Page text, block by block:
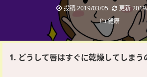
投稿 2019/03/05
更新
健康
1. どうして唇はすぐに乾燥してしまう